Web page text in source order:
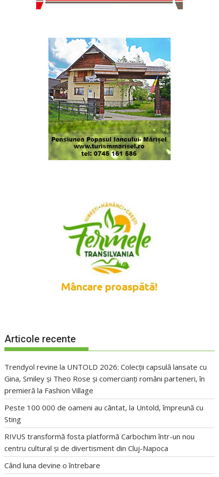
Articole recente
Trendyol revine la UNTOLD 2026: Colecții capsulă lansate cu
Gina, Smiley și Theo Rose și comercianți români parteneri, în
premieră la Fashion Village
Peste 100 000 de oameni au cântat, la Untold, împreună cu
Sting
RIVUS transformă fosta platformă Carbochim într-un nou
centru cultural și de divertisment din Cluj-Napoca
Când luna devine o întrebare